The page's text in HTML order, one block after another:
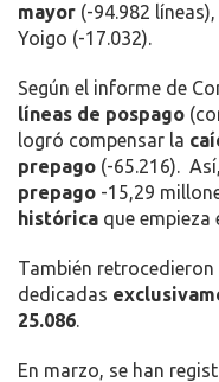
mayor (-94.982
Yoigo (-17.032).
Según el informe de
líneas de pospago
logró compensar la
prepago (-65.216).
prepago -15,29
histórica que empieza
También retrocedieron
dedicadas
25.086.
En marzo, se han